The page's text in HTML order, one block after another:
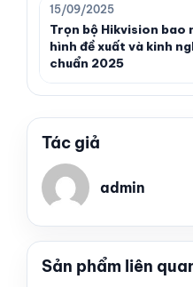
15/09/2025
Trọn bộ Hikvision bao
hình đề xuất và kinh
chuẩn 2025
Tác giả
admin
Sản phẩm liên